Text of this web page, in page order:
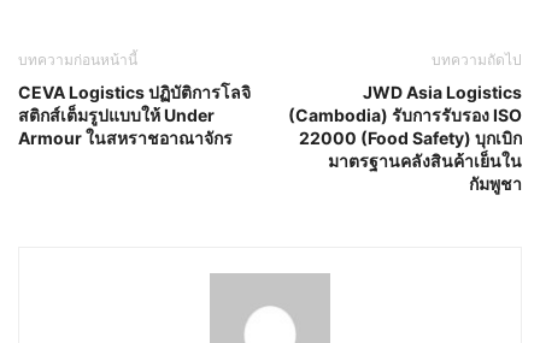
บทความก่อนหน้านี้
CEVA Logistics ปฏิบัติการโลจิ
สติกส์เต็มรูปแบบให้ Under
Armour ในสหราชอาณาจักร
บทความถัดไป
JWD Asia Logistics
(Cambodia) รับการรับรอง ISO
22000 (Food Safety) บุกเบิก
มาตรฐานคลังสินค้าเย็นใน
กัมพูชา